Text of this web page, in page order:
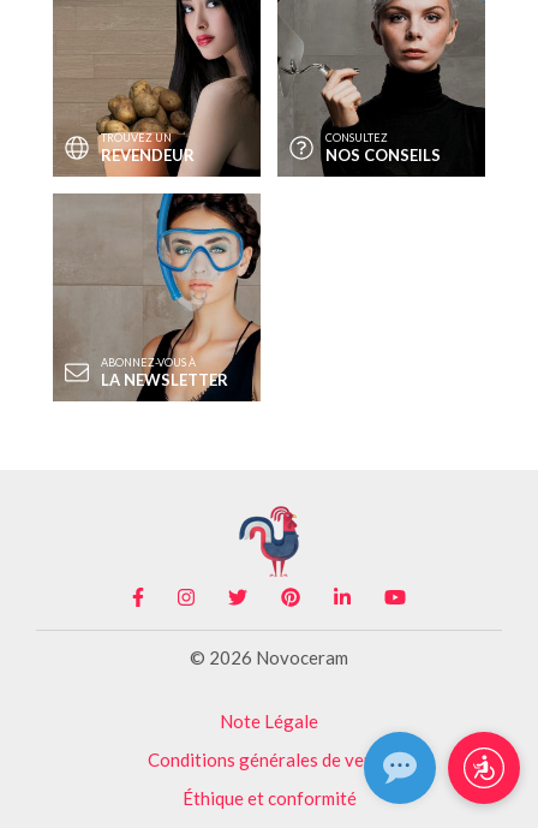
TROUVEZ UN
REVENDEUR
CONSULTEZ
NOS CONSEILS
ABONNEZ-VOUS À
LA NEWSLETTER
© 2026 Novoceram
Note Légale
Conditions générales de vente
Éthique et conformité